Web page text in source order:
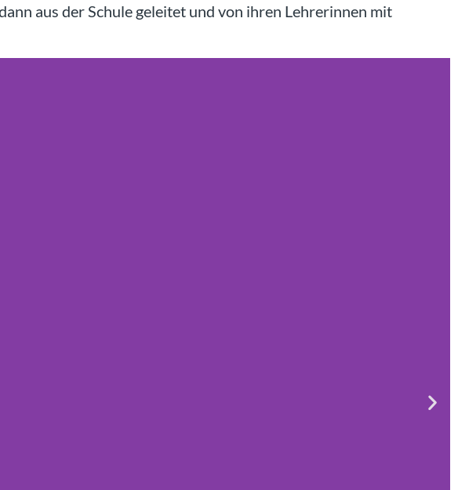
aus der Schule geleitet und von ihren Lehrerinnen mit